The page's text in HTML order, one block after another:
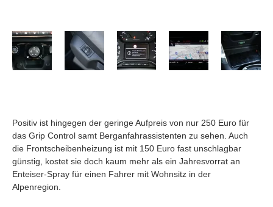
Positiv ist hingegen der geringe Aufpreis von nur 250 Euro für
das Grip Control samt Berganfahrassistenten zu sehen. Auch
die Frontscheibenheizung ist mit 150 Euro fast unschlagbar
günstig, kostet sie doch kaum mehr als ein Jahresvorrat an
Enteiser-Spray für einen Fahrer mit Wohnsitz in der
Alpenregion.